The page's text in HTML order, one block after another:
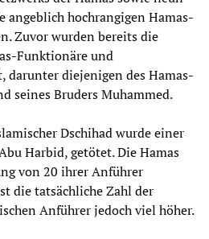
angeblich hochrangigen Hamas-
Zuvor wurden bereits die
Funktionäre und
darunter diejenigen des Hamas-
seines Bruders Muhammed.
Dschihad wurde einer
Harbid, getötet. Die Hamas
von 20 ihrer Anführer
die tatsächliche Zahl der
Anführer jedoch viel höher.